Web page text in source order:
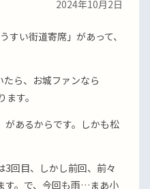
2024年10月2日
すい街道寄席」があって、
ら、お城ファンなら
す。
があるからです。しかも松
3回目、しかし前回、前々
す。で、今回も雨…まあ小